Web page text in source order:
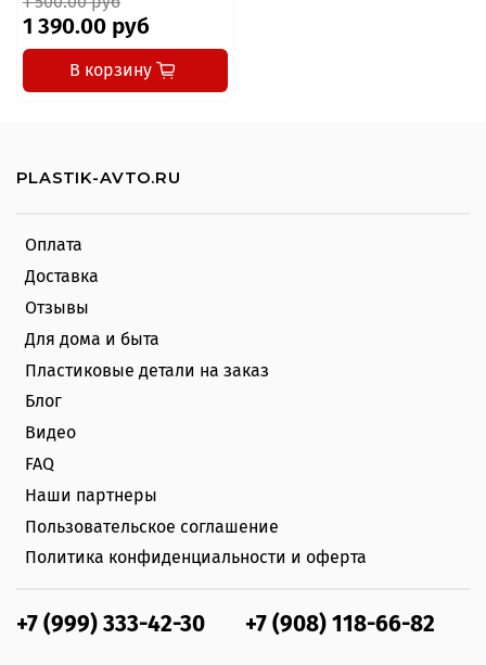
1 390.00 руб
В корзину
Оплата
Доставка
Отзывы
Для дома и быта
Пластиковые детали на заказ
Блог
Видео
FAQ
Наши партнеры
Пользовательское соглашение
Политика конфиденциальности и оферта
+7 (999) 333-42-30 +7 (908) 118-66-82
PLASTIK-AVTO.RU